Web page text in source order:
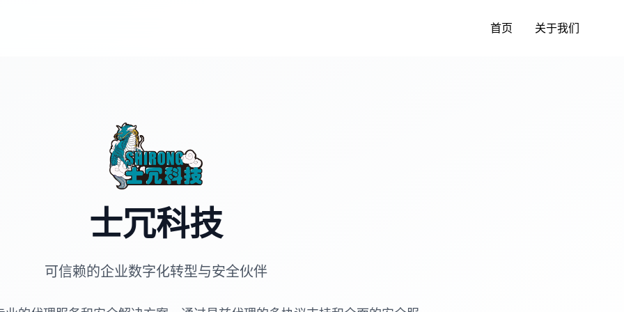
首页 关于我们
士冗科技
可信赖的企业数字化转型与安全伙伴